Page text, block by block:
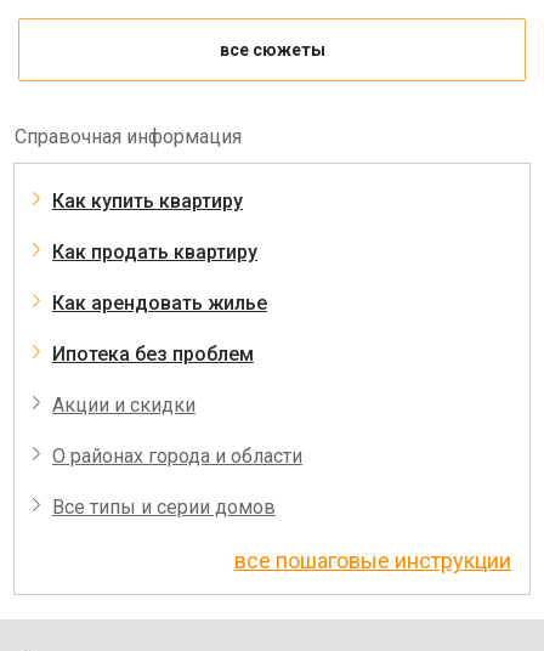
все сюжеты
Справочная информация
Как купить квартиру
Как продать квартиру
Как арендовать жилье
Ипотека без проблем
Акции и скидки
О районах города и области
Все типы и серии домов
все пошаговые инструкции